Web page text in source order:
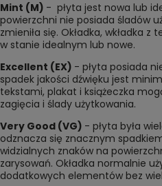
Mint (M) - płyta jest nowa lub
powierzchni nie posiada śladów
zmieniła się. Okładka, wkładka
w stanie idealnym lub nowe.
Excellent (EX) - płyta posiada
spadek jakości dźwięku jest
tekstami, plakat i książeczka
zagięcia i ślady użytkowania.
Very Good (VG) - płyta była
odznacza się znacznym
widzialnych znaków na
zarysowań. Okładka normalnie
dodatkowych elementów bez